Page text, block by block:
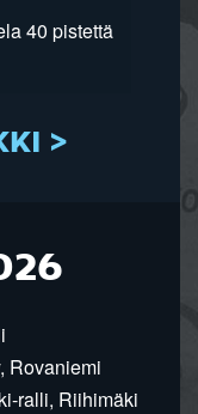
40 pistettä
>
Rovaniemi
ralli, Riihimäki